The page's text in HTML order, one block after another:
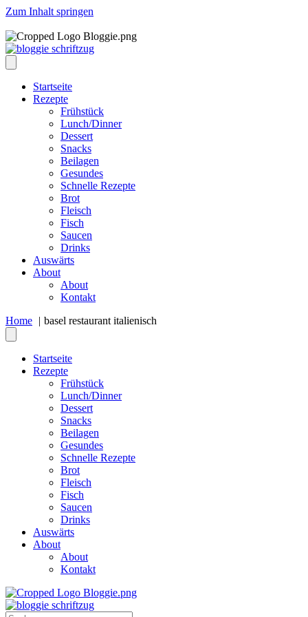
Zum Inhalt springen
Startseite
Rezepte
Frühstück
Lunch/Dinner
Dessert
Snacks
Beilagen
Gesundes
Schnelle Rezepte
Brot
Fleisch
Fisch
Saucen
Drinks
Auswärts
About
About
Kontakt
Home
basel restaurant italienisch
Startseite
Rezepte
Frühstück
Lunch/Dinner
Dessert
Snacks
Beilagen
Gesundes
Schnelle Rezepte
Brot
Fleisch
Fisch
Saucen
Drinks
Auswärts
About
About
Kontakt